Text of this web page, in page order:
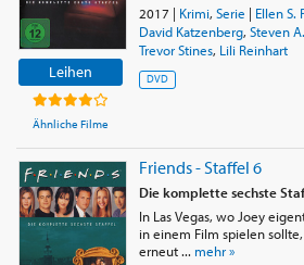
Leihen
Ähnliche Filme
2017 | Krimi, Serie | Ellen S.
David Katzenberg, Steven
Trevor Stines, Lili Reinhart
DVD
Friends - Staffel 6
Die komplette sechste
In Las Vegas, wo Joey
in einem Film spielen sollte,
erneut ... mehr »